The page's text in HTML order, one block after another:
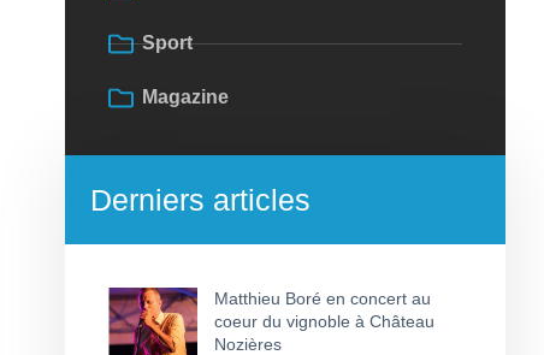
Sport
Magazine
Derniers articles
Matthieu Boré en concert au
coeur du vignoble à Château
Nozières